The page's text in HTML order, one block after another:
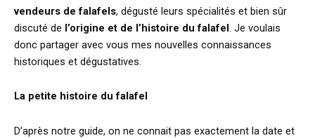
vendeurs de falafels, dégusté leurs spécialités et bien sûr
discuté de l’origine et de l’histoire du falafel . Je voulais
donc partager avec vous mes nouvelles connaissances
historiques et dégustatives.
La petite histoire du falafel
D’après notre guide, on ne connait pas exactement la date et